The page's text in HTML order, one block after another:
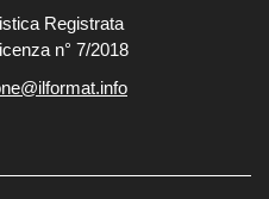
Registrata
n° 7/2018